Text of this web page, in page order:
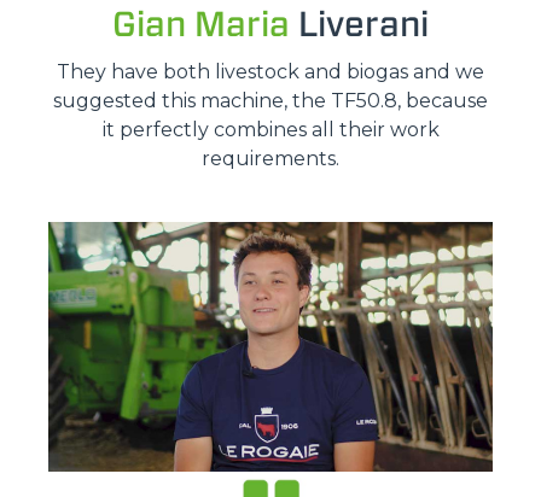
Gian Maria Liverani
They have both livestock and biogas and we
suggested this machine, the TF50.8, because
it perfectly combines all their work
requirements.